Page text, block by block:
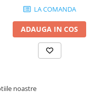
LA COMANDA
ADAUGA IN COS
noastre